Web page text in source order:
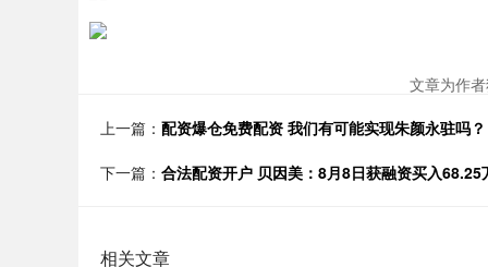
文章为作
上一篇： 配资爆仓免费配资 我们有可能实现朱颜永驻吗？
下一篇： 合法配资开户 贝因美：8月8日获融资买入
相关文章